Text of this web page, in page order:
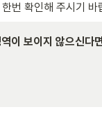
번 확인해 주시기 바
이 보이지 않으신다